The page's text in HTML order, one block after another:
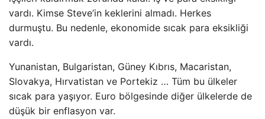
vardı. Kimse Steve’in keklerini almadı. Herkes
durmuştu. Bu nedenle, ekonomide sıcak para eksikliği
vardı.
Yunanistan, Bulgaristan, Güney Kıbrıs, Macaristan,
Slovakya, Hırvatistan ve Portekiz … Tüm bu ülkeler
sıcak para yaşıyor. Euro bölgesinde diğer ülkelerde de
düşük bir enflasyon var.